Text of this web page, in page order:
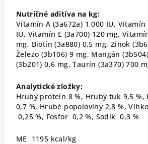
Nutričné aditíva na kg:
Vitamín A (3a672a) 1,000 IU, Vitamín
IU, Vitamín E (3a700) 120 mg,
mg, Biotín (3a880) 0,5 mg, Zinok
Železo (3b106) 9 mg, Mangán
(3b201) 0,6 mg, Taurín (3a370) 700
Analytické zložky:
Hrubý proteín 8 %, Hrubý tuk 9,5 %,
0,7 %, Hrubé popoloviny 2,8 %,
0,25 %, Fosfor 0,2 %, Sodík 0,3 %
ME 1195 kcal/kg